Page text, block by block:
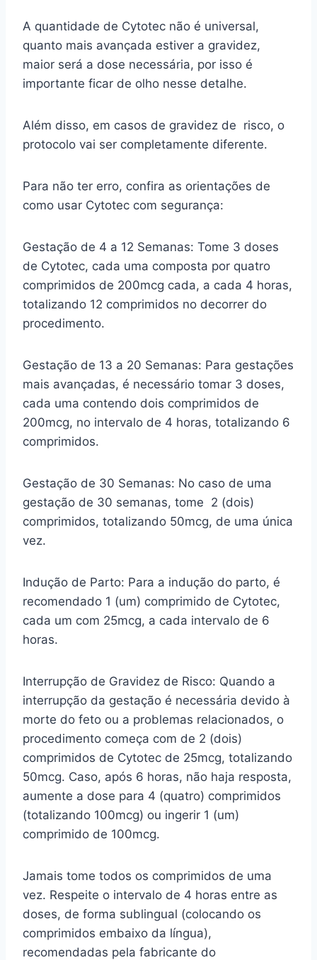
A quantidade de Cytotec não é universal,
quanto mais avançada estiver a gravidez,
maior será a dose necessária, por isso é
importante ficar de olho nesse detalhe.
Além disso, em casos de gravidez de risco, o
protocolo vai ser completamente diferente.
Para não ter erro, confira as orientações de
como usar Cytotec com segurança:
Gestação de 4 a 12 Semanas: Tome 3 doses
de Cytotec, cada uma composta por quatro
comprimidos de 200mcg cada, a cada 4 horas,
totalizando 12 comprimidos no decorrer do
procedimento.
Gestação de 13 a 20 Semanas: Para gestações
mais avançadas, é necessário tomar 3 doses,
cada uma contendo dois comprimidos de
200mcg, no intervalo de 4 horas, totalizando 6
comprimidos.
Gestação de 30 Semanas: No caso de uma
gestação de 30 semanas, tome 2 (dois)
comprimidos, totalizando 50mcg, de uma única
vez.
Indução de Parto: Para a indução do parto, é
recomendado 1 (um) comprimido de Cytotec,
cada um com 25mcg, a cada intervalo de 6
horas.
Interrupção de Gravidez de Risco: Quando a
interrupção da gestação é necessária devido à
morte do feto ou a problemas relacionados, o
procedimento começa com de 2 (dois)
comprimidos de Cytotec de 25mcg, totalizando
50mcg. Caso, após 6 horas, não haja resposta,
aumente a dose para 4 (quatro) comprimidos
(totalizando 100mcg) ou ingerir 1 (um)
comprimido de 100mcg.
Jamais tome todos os comprimidos de uma
vez. Respeite o intervalo de 4 horas entre as
doses, de forma sublingual (colocando os
comprimidos embaixo da língua),
recomendadas pela fabricante do